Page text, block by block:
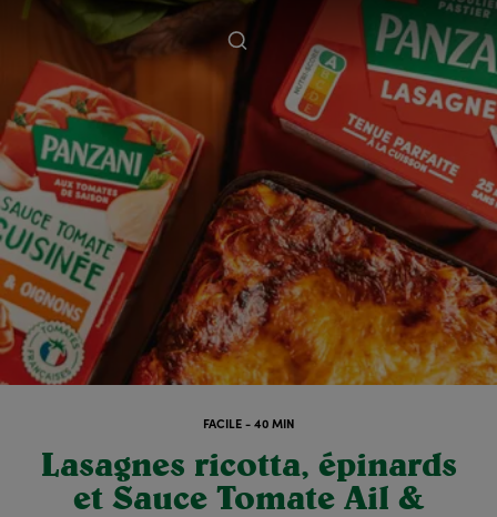
FACILE - 40 MIN
Lasagnes ricotta, épinards
et Sauce Tomate Ail &